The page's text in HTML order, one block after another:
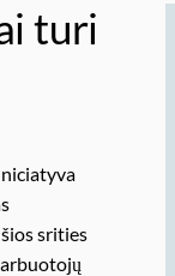
turi
srities